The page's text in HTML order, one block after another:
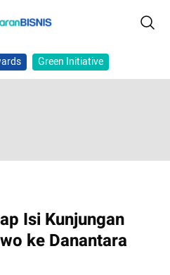
Green Initiative
Isi Kunjungan
ke Danantara